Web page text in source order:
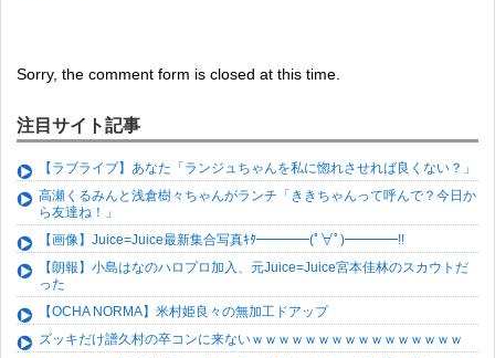
Sorry, the comment form is closed at this time.
注目サイト記事
【ラブライブ】あなた「ランジュちゃんを私に惚れさせれば良くない？」
高瀬くるみんと浅倉樹々ちゃんがランチ「ききちゃんって呼んで？今日か
ら友達ね！」
【画像】Juice=Juice最新集合写真ｷﾀ━━━━(ﾟ∀ﾟ)━━━━!!
【朗報】小島はなのハロプロ加入、元Juice=Juice宮本佳林のスカウトだ
った
【OCHA NORMA】米村姫良々の無加工ドアップ
ズッキだけ譜久村の卒コンに来ないｗｗｗｗｗｗｗｗｗｗｗｗｗｗｗｗ